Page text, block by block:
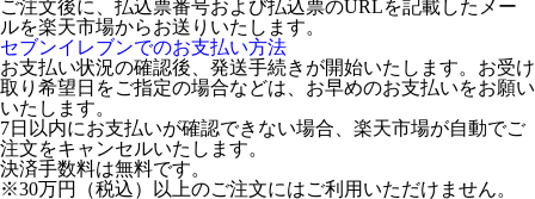
ご注文後に、払込票番号および払込票のURLを記載したメー
ルを楽天市場からお送りいたします。
セブンイレブンでのお支払い方法
お支払い状況の確認後、発送手続きが開始いたします。お受け
取り希望日をご指定の場合などは、お早めのお支払いをお願い
いたします。
7日以内にお支払いが確認できない場合、楽天市場が自動でご
注文をキャンセルいたします。
決済手数料は無料です。
※30万円（税込）以上のご注文にはご利用いただけません。